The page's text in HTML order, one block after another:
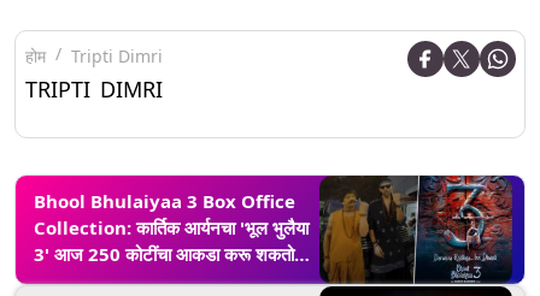
होम Tripti Dimri
TRIPTI DIMRI
Bhool Bhulaiyaa 3 Box Office
Collection: कार्तिक आर्यनचा 'भूल भुलैया
3' आज 250 कोटींचा आकडा करू शकतो
पार, दिवाळीच्या क्लॅशनंतरही शानदार कामगिरी